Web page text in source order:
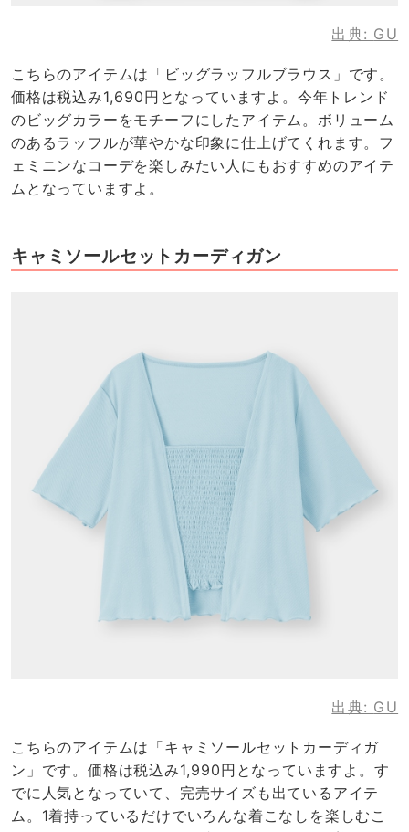
出典: GU
こちらのアイテムは「ビッグラッフルブラウス」です。
価格は税込み1,690円となっていますよ。今年トレンド
のビッグカラーをモチーフにしたアイテム。ボリューム
のあるラッフルが華やかな印象に仕上げてくれます。フ
ェミニンなコーデを楽しみたい人にもおすすめのアイテ
ムとなっていますよ。
キャミソールセットカーディガン
出典: GU
こちらのアイテムは「キャミソールセットカーディガ
ン」です。価格は税込み1,990円となっていますよ。す
でに人気となっていて、完売サイズも出ているアイテ
ム。1着持っているだけでいろんな着こなしを楽しむこ